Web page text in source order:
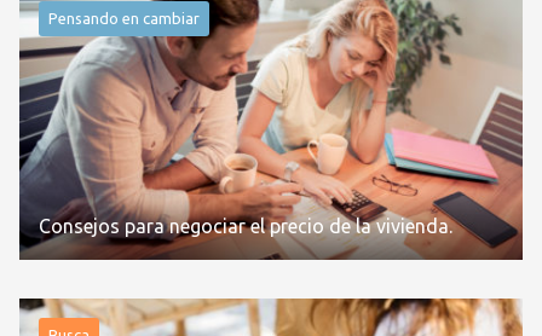
Pensando en cambiar
Consejos para negociar el precio de la vivienda.